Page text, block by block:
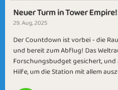
Neuer Turm in Tower Empire!
29. Aug, 2025
Der Countdown ist vorbei - die
und bereit zum Abflug! Das
Forschungsbudget gesichert,
Hilfe, um die Station mit allem